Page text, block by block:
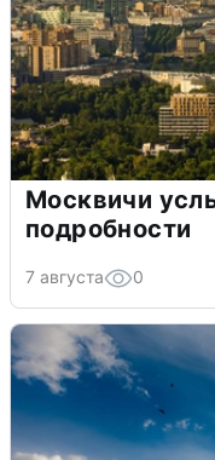
Москвичи
подробности
7 августа 0